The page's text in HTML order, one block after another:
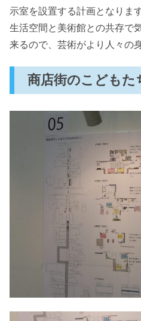
示室を設置する計画となります
生活空間と美術館との共存で
来るので、芸術がより人々の
商店街のこどもた